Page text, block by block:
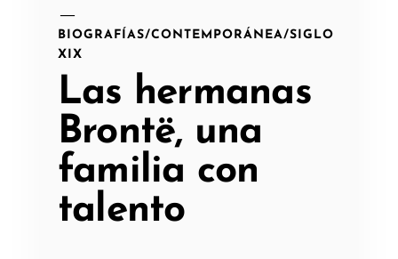
BIOGRAFÍAS/CONTEMPORÁNEA/SIGLO
XIX
Las hermanas
Brontë, una
familia con
talento